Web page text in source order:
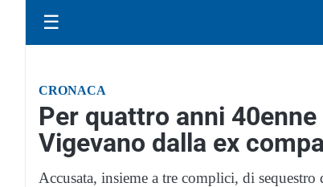
☰
CRONACA
Per quattro anni
Vigevano dalla ex
Accusata, insieme a tre complici, di